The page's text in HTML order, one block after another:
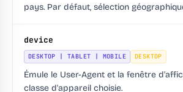
pays. Par défaut, sélection
device
DESKTOP | TABLET | MOBILE DESKTOP
Émule le User-Agent et la fenêtre
classe d'appareil choisie.